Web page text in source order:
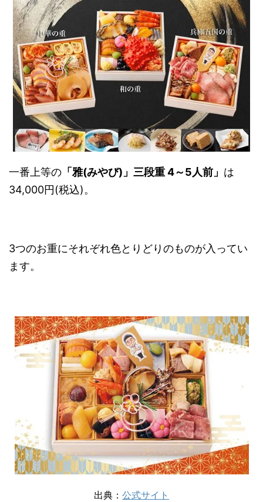
一番上等の 「雅(みやび)」三段重 4～5人前」 は
34,000円(税込)。
3つのお重にそれぞれ色とりどりのものが入ってい
ます。
出典： 公式サイト